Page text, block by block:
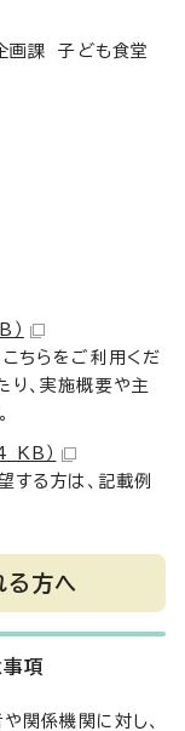
画課 子ども食堂
ちらをご利用くだ
り、実施概要や主
KB）
する方は、記載例
る方へ
項
関係機関に対し、